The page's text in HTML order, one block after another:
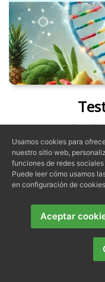
Untest de
analiza cómo
vida influyen en la
alterar la
estudios
enfoca en cómo
pueden activar o
Usamos cookies para
nuestro sitio web,
funciones de redes
Puede leer cómo usamos
en configuración de
Aceptar